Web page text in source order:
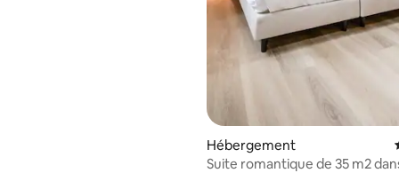
Hébergement
Suite romantique de 35 m2